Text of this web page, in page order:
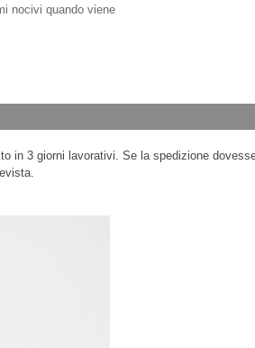
nocivi quando viene
in 3 giorni lavorativi. Se la spedizione